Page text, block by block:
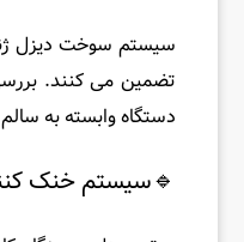
سیستم سوخت دیزل
تضمین می ‌کنند.
دستگاه وابسته به
🔹سیستم خنک